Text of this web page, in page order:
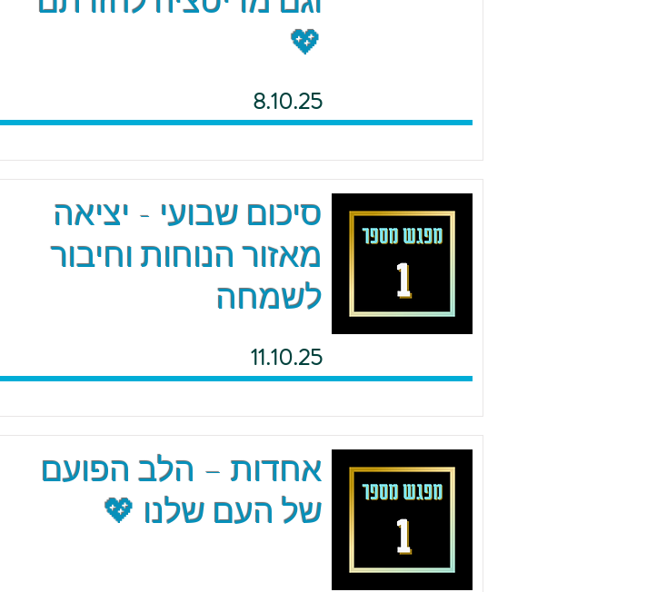
💖
8.10.25
סיכום שבועי - יציאה
מאזור הנוחות וחיבור
לשמחה
11.10.25
אחדות – הלב הפועם
של העם שלנו 💖